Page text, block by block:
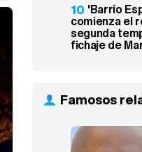
10 'Barrio
comienza el
segunda
fichaje de
Famosos